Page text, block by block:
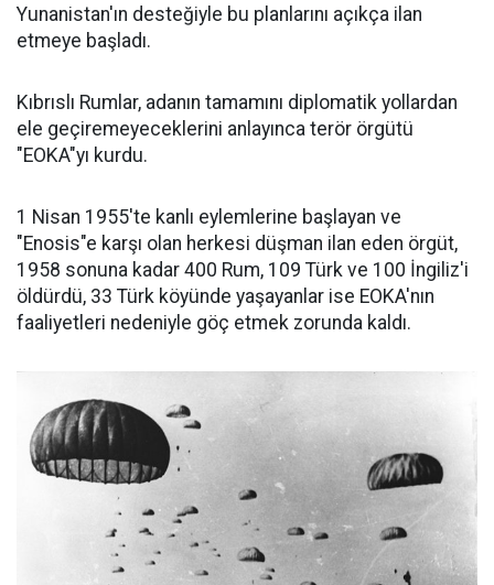
Yunanistan'ın desteğiyle bu planlarını açıkça ilan
etmeye başladı.
Kıbrıslı Rumlar, adanın tamamını diplomatik yollardan
ele geçiremeyeceklerini anlayınca terör örgütü
"EOKA"yı kurdu.
1 Nisan 1955'te kanlı eylemlerine başlayan ve
"Enosis"e karşı olan herkesi düşman ilan eden örgüt,
1958 sonuna kadar 400 Rum, 109 Türk ve 100 İngiliz'i
öldürdü, 33 Türk köyünde yaşayanlar ise EOKA'nın
faaliyetleri nedeniyle göç etmek zorunda kaldı.